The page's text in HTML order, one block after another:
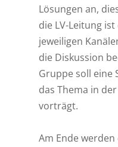
Lösungen an,
die LV-Leitung
jeweiligen
die Diskussion
Gruppe soll eine
das Thema in
vorträgt.
Am Ende